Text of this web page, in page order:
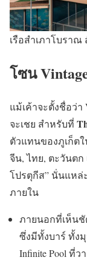
เรือสำเภาโบราณ
โซน
แม้เค้าจะตั้งชื่อว่า
จะเชย สำหรับที่
ตัวแทนของภูเก็ต
จีน, ไทย, ตะวันตก
โปรตุกีส” นั่นแหล่
ภายใน
ภายนอกที่เห็นชั
ซึ่งมีทั้งบาร์ ทั้ง
Infinite Pool ที่